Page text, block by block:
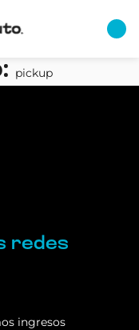
pickup
redes
ingresos